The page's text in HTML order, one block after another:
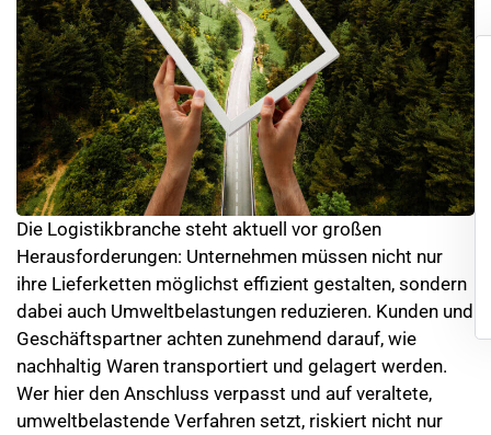
Die Logistikbranche steht aktuell vor großen
Herausforderungen: Unternehmen müssen nicht nur
ihre Lieferketten möglichst effizient gestalten, sondern
dabei auch Umweltbelastungen reduzieren. Kunden und
Geschäftspartner achten zunehmend darauf, wie
nachhaltig Waren transportiert und gelagert werden.
Wer hier den Anschluss verpasst und auf veraltete,
umweltbelastende Verfahren setzt, riskiert nicht nur